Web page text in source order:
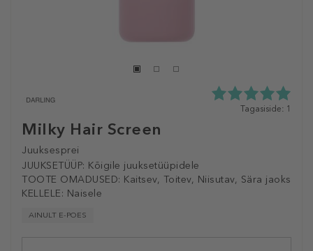
Milky Hair Screen
Juuksesprei
JUUKSETÜÜP: Kõigile juuksetüüpidele
TOOTE OMADUSED: Kaitsev, Toitev, Niisutav, Sära jaoks
KELLELE: Naisele
AINULT E-POES
5.0
Tagasiside: 1